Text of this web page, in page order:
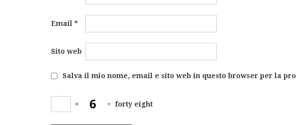
Email *
Sito web
Salva il mio nome, email e sito web in questo browser per la
× = forty eight